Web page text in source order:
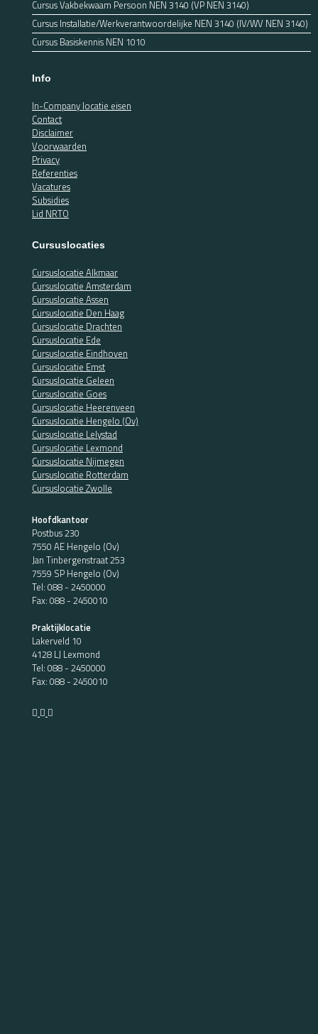
Cursus Vakbekwaam Persoon NEN 3140 (VP NEN 3140)
Cursus Installatie/Werkverantwoordelijke NEN 3140 (IV/WV NEN 3140)
Cursus Basiskennis NEN 1010
Info
In-Company locatie eisen
Contact
Disclaimer
Voorwaarden
Privacy
Referenties
Vacatures
Subsidies
Lid NRTO
Cursuslocaties
Cursuslocatie Alkmaar
Cursuslocatie Amsterdam
Cursuslocatie Assen
Cursuslocatie Den Haag
Cursuslocatie Drachten
Cursuslocatie Ede
Cursuslocatie Eindhoven
Cursuslocatie Emst
Cursuslocatie Geleen
Cursuslocatie Goes
Cursuslocatie Heerenveen
Cursuslocatie Hengelo (Ov)
Cursuslocatie Lelystad
Cursuslocatie Lexmond
Cursuslocatie Nijmegen
Cursuslocatie Rotterdam
Cursuslocatie Zwolle
Hoofdkantoor
Postbus 230
7550 AE Hengelo (Ov)
Jan Tinbergenstraat 253
7559 SP Hengelo (Ov)
Tel: 088 - 2450000
Fax: 088 - 2450010
Praktijklocatie
Lakerveld 10
4128 LJ Lexmond
Tel: 088 - 2450000
Fax: 088 - 2450010